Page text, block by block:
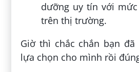
dưỡng uy tín với
trên thị trường.
Giờ thì chắc chắn bạn
lựa chọn cho mình rồi